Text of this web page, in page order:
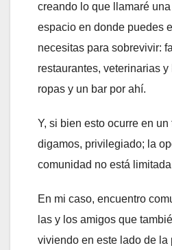
creando lo que llamaré una
espacio en donde puedes
necesitas para sobrevivir:
restaurantes, veterinarias
ropas y un bar por ahí.
Y, si bien esto ocurre en
digamos, privilegiado; la
comunidad no está
En mi caso, encuentro
las y los amigos que
viviendo en este lado de la